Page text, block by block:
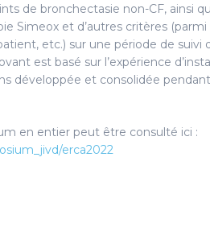
de bronchectasie non-CF, ainsi
Simeox et d’autres critères
etc.) sur une période de suivi
est basé sur l’expérience
développée et consolidée
en entier peut être consulté ici :
erca2022